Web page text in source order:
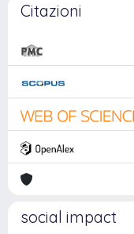
Citazioni
social impact